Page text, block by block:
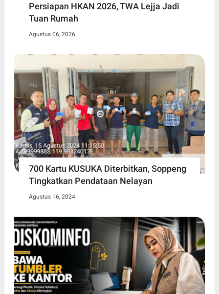
Persiapan HKAN 2026, TWA Lejja Jadi
Tuan Rumah
Agustus 06, 2026
700 Kartu KUSUKA Diterbitkan, Soppeng
Tingkatkan Pendataan Nelayan
Agustus 16, 2024